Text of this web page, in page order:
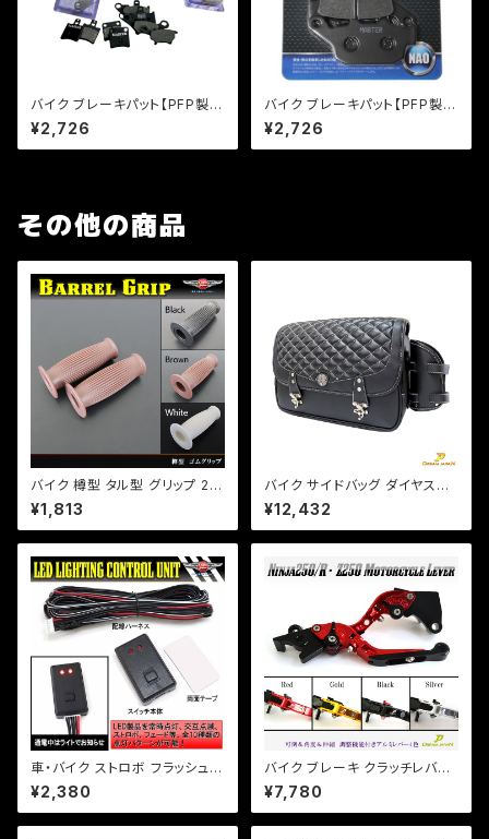
バイク ブレーキパット【PFP製】
PF144/2 マスターパッド エイプ
50 ジョーカー50【クリックポス
ト発送可能】
¥2,726
バイク ブレーキパット【PFP製】
PF147 マスターパッド レブル2
50 CB CBR250 【クリックポス
ト発送可能】
¥2,726
その他の商品
バイク 樽型 タル型 グリップ 22
mm 左右セット 【ホワイト】選択
カスタム ゴムグリップ チョッパー
アメリカン TW SR 定形外郵便
¥1,813
バイク サイドバッグ ダイヤステ
ッチ ドリンクホルダー レインカ
バー付き 15L 容量可変可能 フ
ルカバー防水 合皮 オリジナル
8】
¥12,432
車・バイク ストロボ フラッシュ
コントローラーユニット LED装
飾/フォグなど/点滅10パターン/
b125/【クリックポスト】
¥2,380
バイク ブレーキ クラッチレバー
左右セット【4色あり】Ninja250/
R/SL Z250/SL Z125 PRO D
トラ他 【a365】 可倒&角度&伸
¥7,780